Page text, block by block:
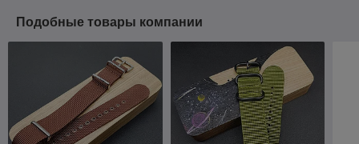
Подобные товары компании